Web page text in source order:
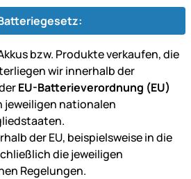
bzw. Produkte verkaufen, die
wir innerhalb der
EU-Batterieverordnung (EU)
jeweiligen nationalen
der EU, beispielsweise in die
die jeweiligen
Regelungen.